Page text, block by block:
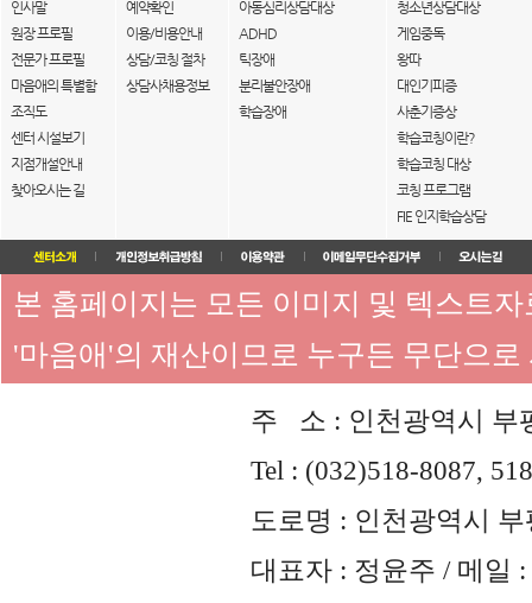
인사말
원장 프로필
전문가 프로필
마음애의 특별함
조직도
센터 시설보기
지점개설안내
찾아오시는 길
예약확인
이용/비용안내
상담/코칭 절차
상담사채용정보
아동심리상담대상
ADHD
틱장애
분리불안장애
학습장애
청소년상담대상
게임중독
왕따
대인기피증
사춘기증상
학습코칭이란?
학습코칭 대상
코칭 프로그램
FIE 인지학습상담
본 홈페이지는 모든 이미지 및 텍스트
'마음애'의 재산이므로 누구든 무단으
주 소 : 인천광역시 부
Tel : (032)518-8087,
도로명 : 인천광역시
대표자 : 정윤주 / 메일 :